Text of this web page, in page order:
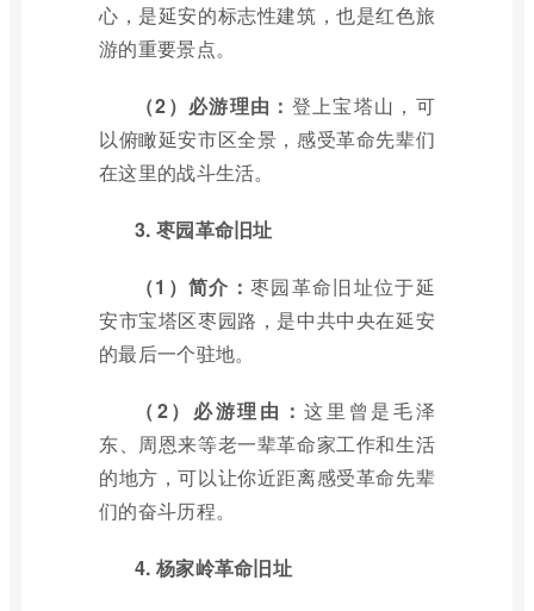
心，是延安的标志性建筑，也是红色旅
游的重要景点。
（2）必游理由： 登上宝塔山，可
以俯瞰延安市区全景，感受革命先辈们
在这里的战斗生活。
3. 枣园革命旧址
（1）简介：枣园革命旧址位于延
安市宝塔区枣园路，是中共中央在延安
的最后一个驻地。
（2）必游理由：这里曾是毛泽
东、周恩来等老一辈革命家工作和生活
的地方，可以让你近距离感受革命先辈
们的奋斗历程。
4. 杨家岭革命旧址